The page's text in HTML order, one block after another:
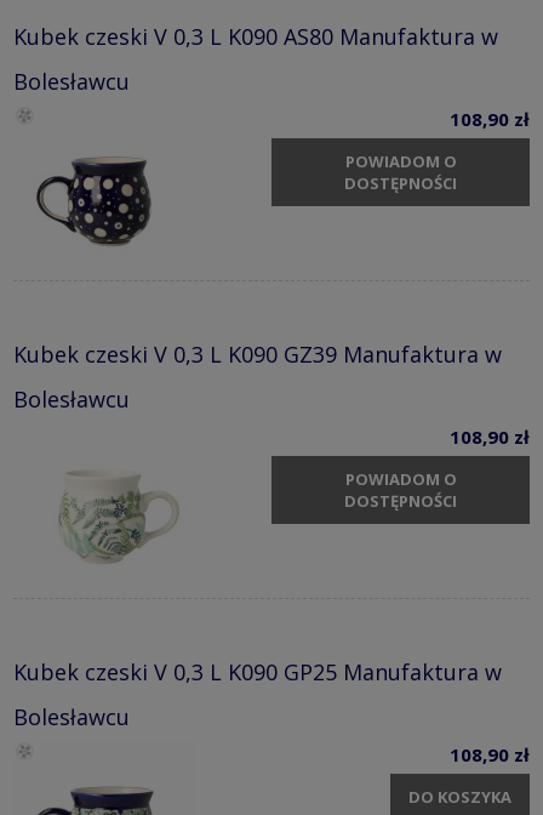
Kubek czeski V 0,3 L K090 AS80 Manufaktura w
Bolesławcu
108,90 zł
POWIADOM O
DOSTĘPNOŚCI
Kubek czeski V 0,3 L K090 GZ39 Manufaktura w
Bolesławcu
108,90 zł
POWIADOM O
DOSTĘPNOŚCI
Kubek czeski V 0,3 L K090 GP25 Manufaktura w
Bolesławcu
108,90 zł
DO KOSZYKA